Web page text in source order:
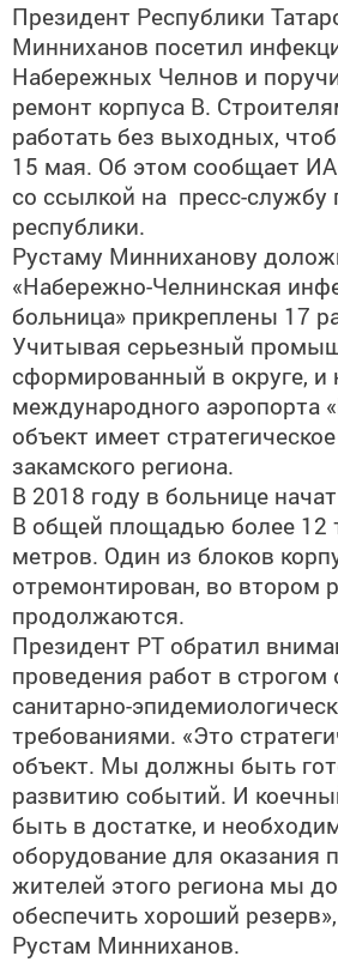
Президент Республики
Минниханов посетил
Набережных Челнов и
ремонт корпуса В.
работать без выходных,
15 мая. Об этом сообщает
со ссылкой на пресс-службу
республики.
Рустаму Минниханову
«Набережно-Челнинская
больница» прикреплены 17
Учитывая серьезный
сформированный в округе, и
международного аэропорта
объект имеет
закамского региона.
В 2018 году в больнице
В общей площадью более 12
метров. Один из блоков
отремонтирован, во втором
продолжаются.
Президент РТ обратил
проведения работ в строгом
санитарно-
требованиями. «Это
объект. Мы должны быть
развитию событий. И
быть в достатке, и
оборудование для
жителей этого региона мы
обеспечить хороший
Рустам Минниханов.